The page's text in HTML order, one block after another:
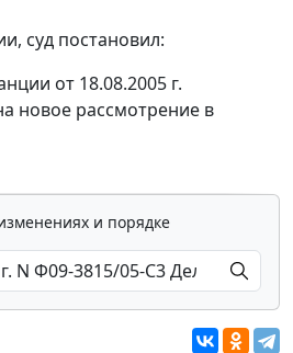
суд постановил:
от 18.08.2005 г.
новое рассмотрение в
и порядке